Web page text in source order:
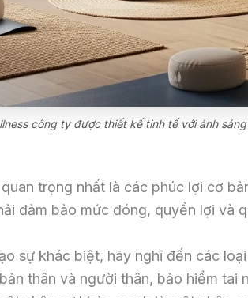
công ty được thiết kế tinh tế với ánh
trọng nhất là các phúc lợi cơ
đảm bảo mức đóng, quyền lợi và
sự khác biệt, hãy nghĩ đến các
thân và người thân, bảo hiểm